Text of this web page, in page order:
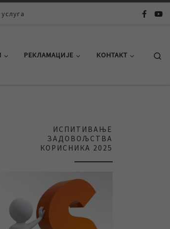
РЕКЛАМАЦИЈЕ КОНТАКТ
ИСПИТИВАЊЕ
ЗАДОВОЉСТВА
КОРИСНИКА 2025